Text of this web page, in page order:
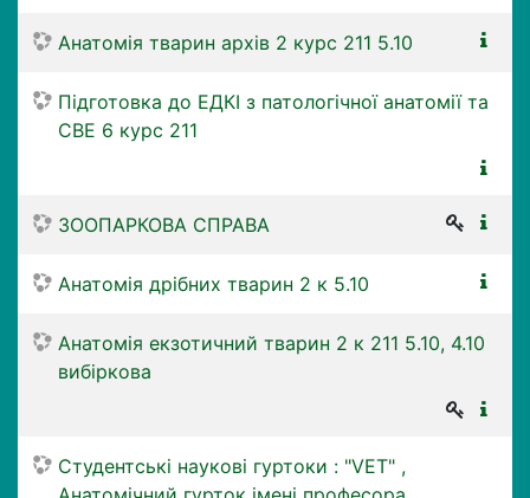
Анатомія тварин архів 2 курс 211 5.10
Підготовка до ЕДКІ з патологічної анатомії та
СВЕ 6 курс 211
ЗООПАРКОВА СПРАВА
Анатомія дрібних тварин 2 к 5.10
Анатомія екзотичний тварин 2 к 211 5.10, 4.10
вибіркова
Студентські наукові гуртоки : "VET" ,